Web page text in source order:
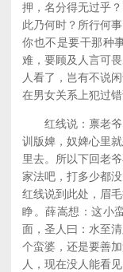
押，名分得无过乎
此乃何时？所行何
你也不是要干那种
难，要顾及人言可
人看了，岂有不说
在男女关系上犯过
红线说：禀老爷
训版婢，奴婢心里
里去。所以下回老
家法吧，打多少都
红线说到此处，眉
睁。薛嵩想：这小
面，圣人曰：水至
个蛮婆，还是要善
人，现在没人能看